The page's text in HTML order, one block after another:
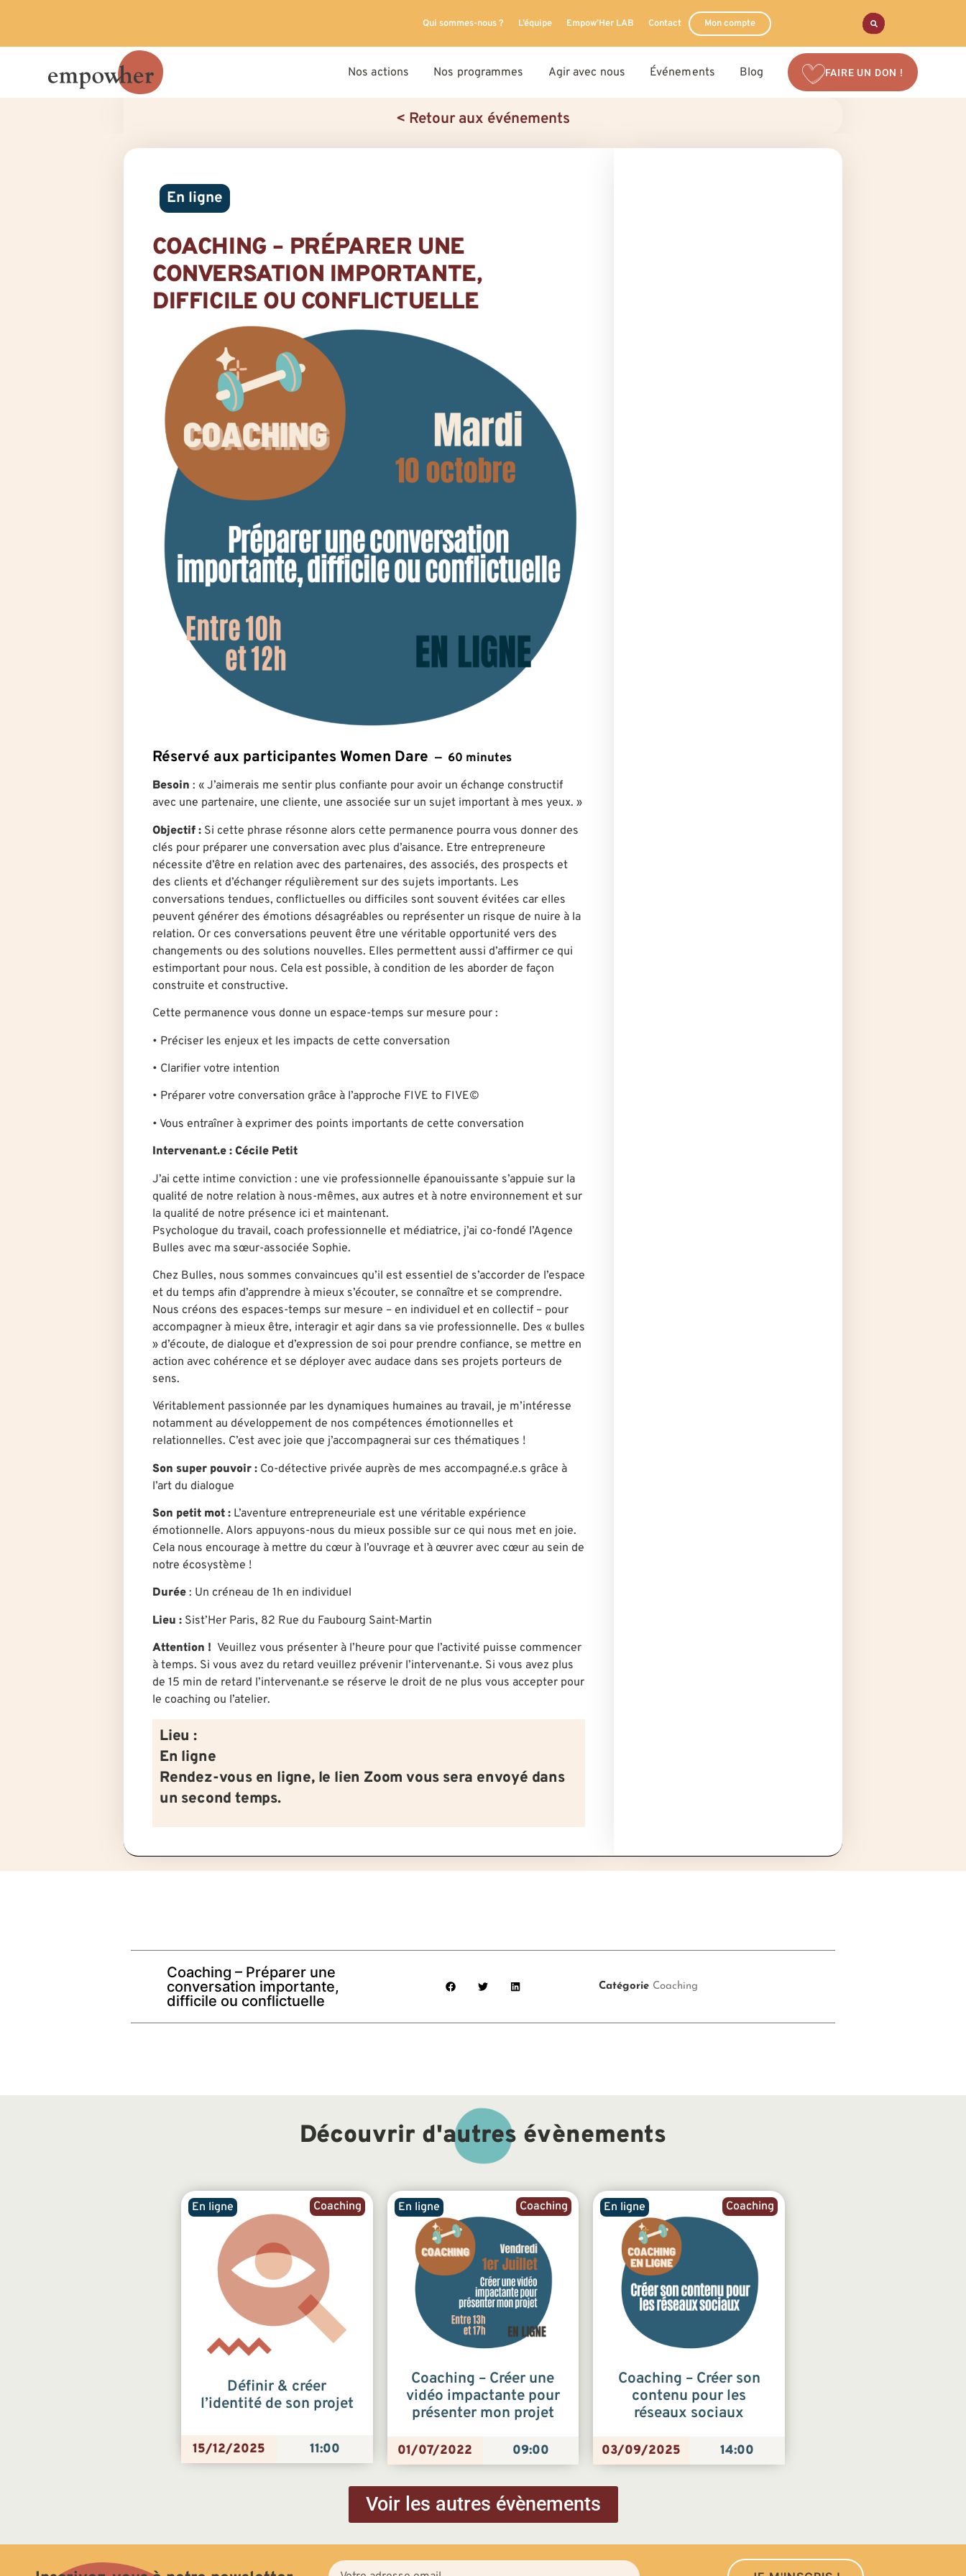
Qui sommes-nous ? L’équipe Empow’Her LAB Contact Mon compte
Nos actions Nos programmes Agir avec nous Événements Blog FAIRE UN DON !
< Retour aux événements
En ligne
COACHING – PRÉPARER UNE
CONVERSATION IMPORTANTE,
DIFFICILE OU CONFLICTUELLE
Réservé aux participantes Women Dare 60 minutes
Besoin : « J’aimerais me sentir plus confiante pour avoir un échange constructif
avec un·e partenaire, un·e client·e, un·e associé·e sur un sujet important à mes yeux. »
Objectif : Si cette phrase résonne alors cette permanence pourra vous donner des
clés pour préparer une conversation avec plus d’aisance. Etre entrepreneure
nécessite d’être en relation avec des partenaires, des associés, des prospects et
des clients et d’échanger régulièrement sur des sujets importants. Les
conversations tendues, conflictuelles ou difficiles sont souvent évitées car elles
peuvent générer des émotions désagréables ou représenter un risque de nuire à la
relation. Or ces conversations peuvent être une véritable opportunité vers des
changements ou des solutions nouvelles. Elles permettent aussi d’affirmer ce qui
estimportant pour nous. Cela est possible, à condition de les aborder de façon
construite et constructive.
Cette permanence vous donne un espace-temps sur mesure pour :
• Préciser les enjeux et les impacts de cette conversation
• Clarifier votre intention
• Préparer votre conversation grâce à l’approche FIVE to FIVE©
• Vous entraîner à exprimer des points importants de cette conversation
Intervenant.e : Cécile Petit
J’ai cette intime conviction : une vie professionnelle épanouissante s’appuie sur la
qualité de notre relation à nous-mêmes, aux autres et à notre environnement et sur
la qualité de notre présence ici et maintenant.
Psychologue du travail, coach professionnelle et médiatrice, j’ai co-fondé l’Agence
Bulles avec ma sœur-associée Sophie.
Chez Bulles, nous sommes convaincues qu’il est essentiel de s’accorder de l’espace
et du temps afin d’apprendre à mieux s’écouter, se connaître et se comprendre.
Nous créons des espaces-temps sur mesure – en individuel et en collectif – pour
accompagner à mieux être, interagir et agir dans sa vie professionnelle. Des « bulles
» d’écoute, de dialogue et d’expression de soi pour prendre confiance, se mettre en
action avec cohérence et se déployer avec audace dans ses projets porteurs de
sens.
Véritablement passionnée par les dynamiques humaines au travail, je m’intéresse
notamment au développement de nos compétences émotionnelles et
relationnelles. C’est avec joie que j’accompagnerai sur ces thématiques !
Son super pouvoir : Co-détective privée auprès de mes accompagné.e.s grâce à
l’art du dialogue
Son petit mot : L’aventure entrepreneuriale est une véritable expérience
émotionnelle. Alors appuyons-nous du mieux possible sur ce qui nous met en joie.
Cela nous encourage à mettre du cœur à l’ouvrage et à œuvrer avec cœur au sein de
notre écosystème !
Durée : Un créneau de 1h en individuel
Lieu : Sist’Her Paris, 82 Rue du Faubourg Saint-Martin
Attention ! Veuillez vous présenter à l’heure pour que l’activité puisse commencer
à temps. Si vous avez du retard veuillez prévenir l’intervenant.e. Si vous avez plus
de 15 min de retard l’intervenant.e se réserve le droit de ne plus vous accepter pour
le coaching ou l’atelier.
Lieu :
En ligne
Rendez-vous en ligne, le lien Zoom vous sera envoyé dans
un second temps.
Coaching – Préparer une
conversation importante,
difficile ou conflictuelle
Catégorie Coaching
Découvrir d'autres évènements
Coaching
En ligne
Définir & créer
l’identité de son projet
15/12/2025 11:00
Coaching
En ligne
Coaching – Créer une
vidéo impactante pour
présenter mon projet
01/07/2022 09:00
Coaching
En ligne
Coaching – Créer son
contenu pour les
réseaux sociaux
03/09/2025 14:00
Voir les autres évènements